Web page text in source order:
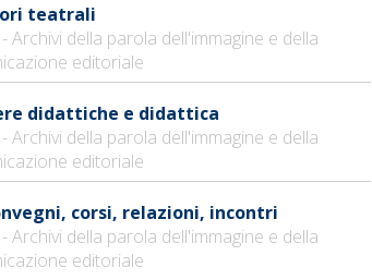
teatrali
Archivi della parola dell'immagine e della
editoriale
didattiche e didattica
Archivi della parola dell'immagine e della
editoriale
corsi, relazioni, incontri
Archivi della parola dell'immagine e della
editoriale